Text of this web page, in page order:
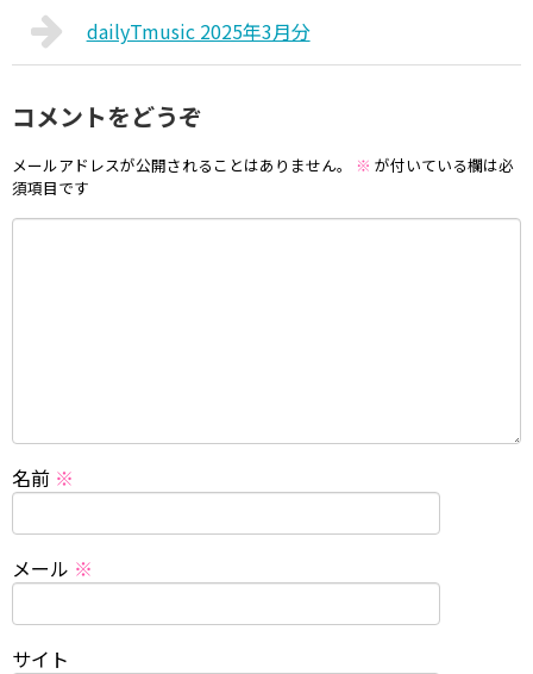
dailyTmusic 2025年3月分
コメントをどうぞ
メールアドレスが公開されることはありません。 ※ が付いている欄は必
須項目です
名前 ※
メール ※
サイト